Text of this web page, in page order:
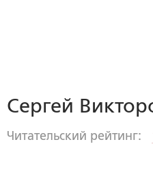
Сергей
Читательский рейтинг: